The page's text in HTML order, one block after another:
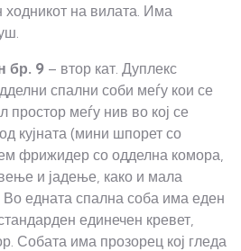
ходникот на вилата. Има
бр. 9 – втор кат. Дуплекс
спални соби меѓу кои се
простор меѓу нив во кој се
кујната (мини шпорет со
фрижидер со одделна комора,
и јадење, како и мала
едната спална соба има еден
единечен кревет,
Собата има прозорец кој гледа